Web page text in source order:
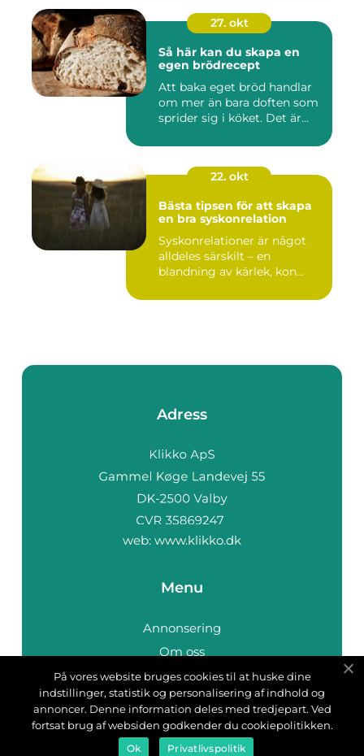
27. okt
Så här kan du skapa en
egen brödrecept
Att baka eget bröd handlar
om mer än bara doften som
sprider sig i köket. Det är...
22. okt
Bästa tipsen för att skapa
en bra syskonrelation
Syskonrelationer är något
alldeles särskilt – en
blandning av kärlek, kon...
Adress
web: www.klikko.dk
Menu
Annonsering
Om oss
Cookies
Kontakta oss
Sitemap
På vores website bruges cookies til at huske dine
indstillinger, statistik og personalisering af indhold og
annoncer. Denne information deles med tredjepart. Ved
fortsat brug af websiden godkender du cookiepolitikken.
Ok Privatlivspolitik